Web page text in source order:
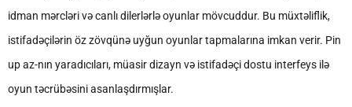
idman mərcləri və canlı dilerlərlə oyunlar mövcuddur. Bu müxtəliflik,
istifadəçilərin öz zövqünə uyğun oyunlar tapmalarına imkan verir. Pin
up az-nın yaradıcıları, müasir dizayn və istifadəçi dostu interfeys ilə
oyun təcrübəsini asanlaşdırmışlar.